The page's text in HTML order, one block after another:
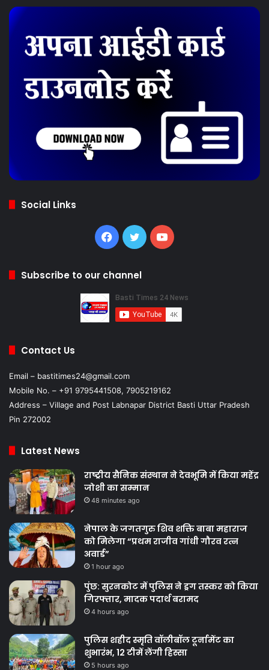
Social Links
Facebook
TwitterYouTube
Subscribe to our channel
Contact Us
Email – bastitimes24@gmail.com
Mobile No. – +91 9795441508, 7905219162
Address – Village and Post Labnapar District Basti Uttar Pradesh
Pin 272002
Latest News
राष्ट्रीय सैनिक संस्थान ने देवभूमि में किया महेंद्र
जोशी का सम्मान
48 minutes ago
नेपाल के जगतगुरु शिव शक्ति बाबा महाराज
को मिलेगा “प्रथम राजीव गांधी गौरव रत्न
अवार्ड”
1 hour ago
पुंछ: सुरनकोट में पुलिस ने ड्रग तस्कर को किया
गिरफ्तार, मादक पदार्थ बरामद
4 hours ago
पुलिस शहीद स्मृति वॉलीबॉल टूर्नामेंट का
शुभारंभ, 12 टीमें लेंगी हिस्सा
5 hours ago